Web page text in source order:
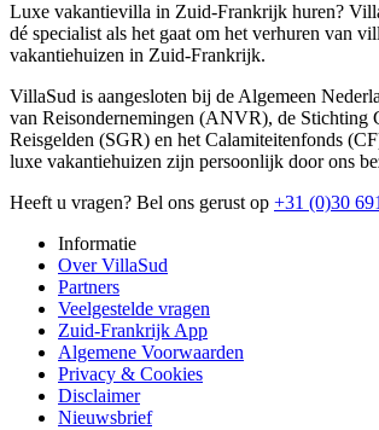
Luxe vakantievilla in Zuid-Frankrijk huren?
dé specialist als het gaat om het verhuren van
vakantiehuizen in Zuid-Frankrijk.
VillaSud is aangesloten bij de Algemeen
van Reisondernemingen (ANVR), de Stichting
Reisgelden (SGR) en het Calamiteitenfonds
luxe vakantiehuizen zijn persoonlijk door ons
Heeft u vragen? Bel ons gerust op +31 (0)30
Informatie
Over VillaSud
Partners
Veelgestelde vragen
Zuid-Frankrijk App
Algemene Voorwaarden
Privacy & Cookies
Disclaimer
Nieuwsbrief